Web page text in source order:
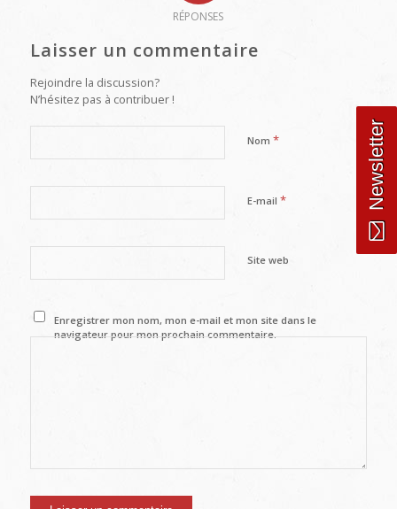
RÉPONSES
Laisser un commentaire
Rejoindre la discussion?
N’hésitez pas à contribuer !
Nom *
E-mail *
Site web
Enregistrer mon nom, mon e-mail et mon site dans le
navigateur pour mon prochain commentaire.
Newsletter